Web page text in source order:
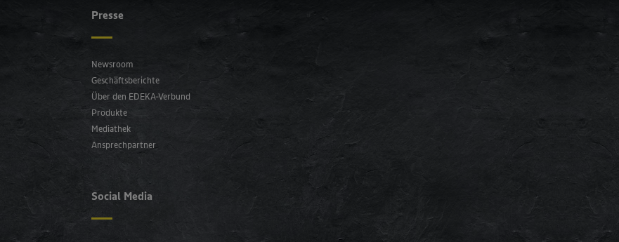
Presse
Newsroom
Geschäftsberichte
Über den EDEKA-Verbund
Produkte
Mediathek
Ansprechpartner
Social Media